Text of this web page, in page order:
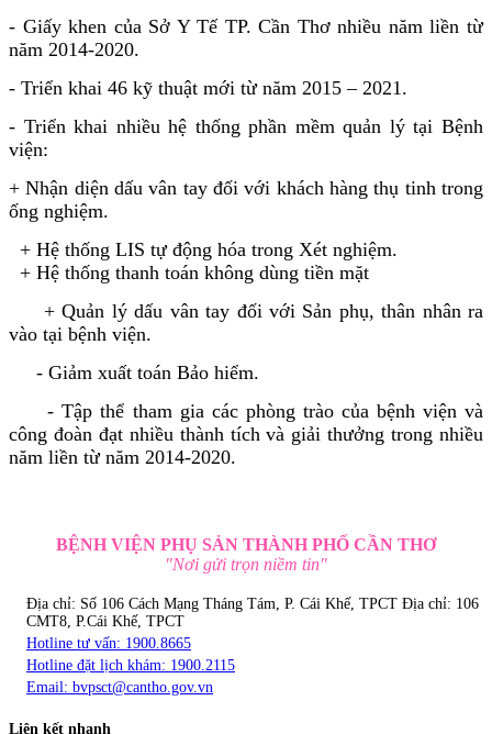
- Giấy khen của Sở Y Tế TP. Cần Thơ nhiều năm liền từ
năm 2014-2020.
- Triển khai 46 kỹ thuật mới từ năm 2015 – 2021.
- Triển khai nhiều hệ thống phần mềm quản lý tại Bệnh
viện:
+ Nhận diện dấu vân tay đối với khách hàng thụ tinh trong
ống nghiệm.
+ Hệ thống LIS tự động hóa trong Xét nghiệm.
+ Hệ thống thanh toán không dùng tiền mặt
+ Quản lý dấu vân tay đối với Sản phụ, thân nhân ra
vào tại bệnh viện.
- Giảm xuất toán Bảo hiểm.
- Tập thể tham gia các phòng trào của bệnh viện và
công đoàn đạt nhiều thành tích và giải thưởng trong nhiều
năm liền từ năm 2014-2020.
BỆNH VIỆN PHỤ SẢN THÀNH PHỐ CẦN THƠ
"Nơi gửi trọn niềm tin"
Địa chỉ: Số 106 Cách Mạng Tháng Tám, P. Cái Khế, TPCT Địa chỉ: 106
CMT8, P.Cái Khế, TPCT
Hotline tư vấn: 1900.8665
Hotline đặt lịch khám: 1900.2115
Email: bvpsct@cantho.gov.vn
Liên kết nhanh